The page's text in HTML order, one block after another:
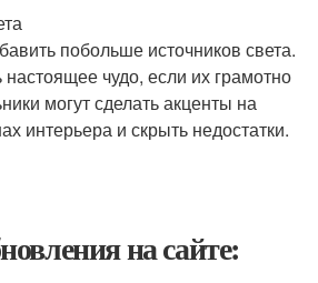
побольше источников света.
чудо, если их грамотно
могут сделать акценты на
интерьера и скрыть недостатки.
на сайте: